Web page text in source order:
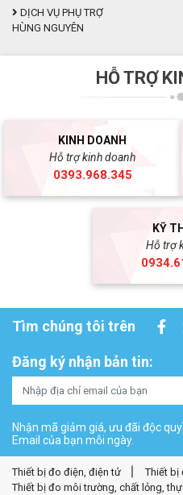
DỊCH VỤ PHỤ TRỢ
HÙNG NGUYÊN
HỖ TRỢ
KINH DOANH
Hỗ trợ kinh doanh
0393.968.345
KỸ
Hỗ trợ
Tìm chúng tôi trên
Đăng ký nhận bản tin:
Nhận mã giảm giá, ưu đãi độc
Email của bạn mỗi ngày.
Thiết bị đo điện, điện tử
Thiết bị
Thiết bị đo môi trường, chất lỏng,